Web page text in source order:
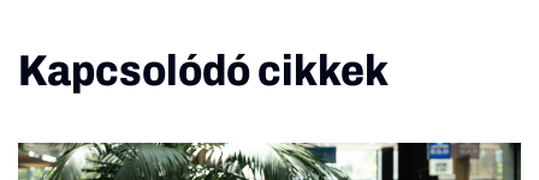
Kapcsolódó cikkek